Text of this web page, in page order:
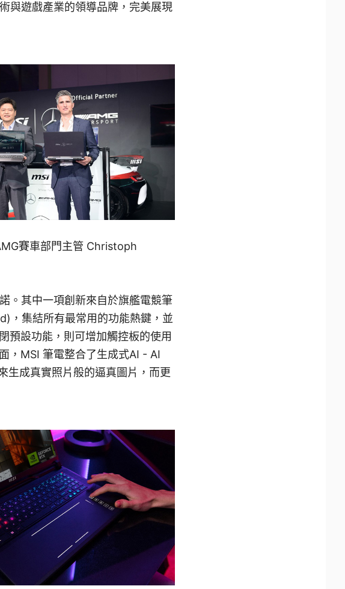
與遊戲產業的領導品牌，完美展現
賽車部門主管 Christoph
。其中一項創新來自於旗艦電競筆
，集結所有最常用的功能熱鍵，並
預設功能，則可增加觸控板的使用
，MSI 筆電整合了生成式AI - AI
生成真實照片般的逼真圖片，而更